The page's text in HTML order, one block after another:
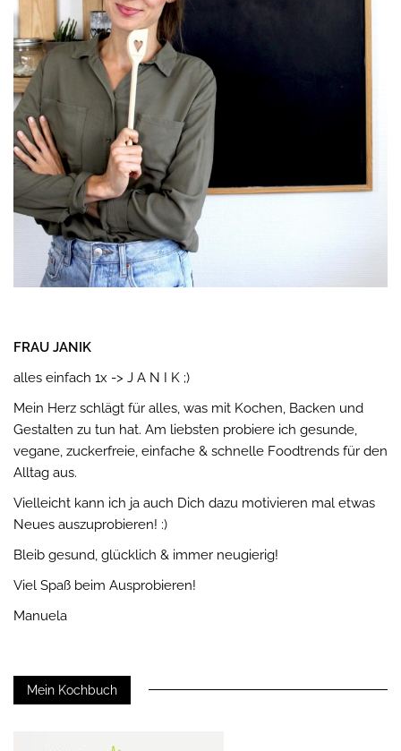
FRAU JANIK
alles einfach 1x -> J A N I K ;)
Mein Herz schlägt für alles, was mit Kochen, Backen und
Gestalten zu tun hat. Am liebsten probiere ich gesunde,
vegane, zuckerfreie, einfache & schnelle Foodtrends für den
Alltag aus.
Vielleicht kann ich ja auch Dich dazu motivieren mal etwas
Neues auszuprobieren! :)
Bleib gesund, glücklich & immer neugierig!
Viel Spaß beim Ausprobieren!
Manuela
Mein Kochbuch